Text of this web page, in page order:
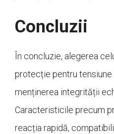
Concluzii
În concluzie, alegerea
protecție pentru
menținerea integrității
Caracteristicile precum
reacția rapidă,